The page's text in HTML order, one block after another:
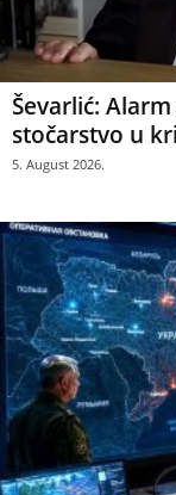
Ševarlić:
stočarstvo u
5. August 2026.